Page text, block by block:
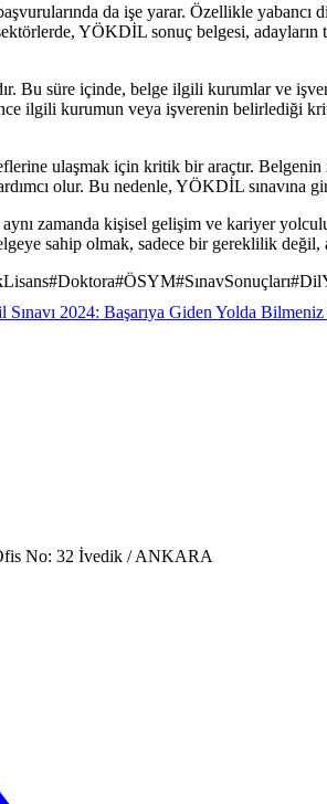
da işe yarar. Özellikle
YÖKDİL sonuç belgesi,
Bu süre içinde, belge ilgili kurumlar ve
ilgili kurumun veya işverenin belirlediği
ulaşmak için kritik bir araçtır. Belgenin
olur. Bu nedenle, YÖKDİL sınavına
zamanda kişisel gelişim ve kariyer
sahip olmak, sadece bir gereklilik değil,
#Doktora#ÖSYM#SınavSonuçları#
2024: Başarıya Giden Yolda
No: 32 İvedik / ANKARA